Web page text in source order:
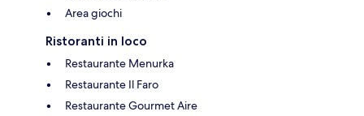
Area giochi
Ristoranti in loco
Restaurante Menurka
Restaurante Il Faro
Restaurante Gourmet Aire